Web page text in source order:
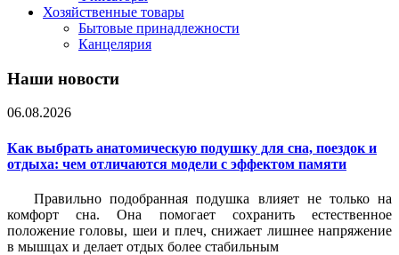
Хозяйственные товары
Бытовые принадлежности
Канцелярия
Наши новости
06.08.2026
Как выбрать анатомическую подушку для сна, поездок и
отдыха: чем отличаются модели с эффектом памяти
Правильно подобранная подушка влияет не только на
комфорт сна. Она помогает сохранить естественное
положение головы, шеи и плеч, снижает лишнее напряжение
в мышцах и делает отдых более стабильным